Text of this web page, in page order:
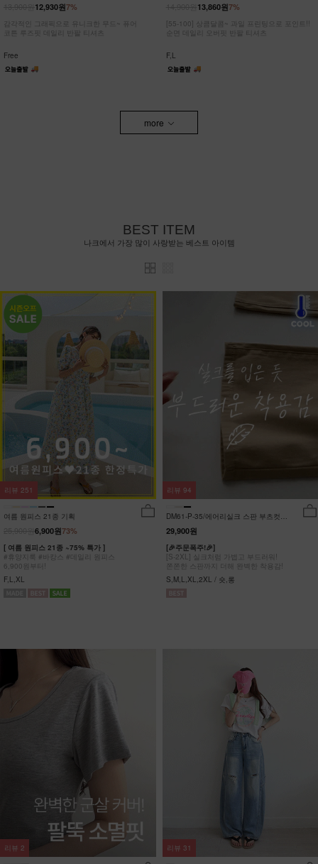
7%
12,930원
감각적인 그래픽으로 유니크한 무드~ 퓨어
코튼 루즈핏 데일리 반팔 티셔츠
Free
7%
13,860원
[55-100] 상큼달콤~ 과일 프린팅으로 포인트!!
순면 데일리 오버핏 반팔 티셔츠
F,L
more
BEST ITEM
나크에서 가장 많이 사랑받는 베스트 아이템
여름 원피스 21종 기획
73%
6,900원
[ 여름 원피스 21종 ~75% 특가 ]
#휴양지룩 #바캉스 #데일리 원피스
6,900원부터!
F,L,XL
리뷰 251
DM61-P-35/에어리실크 스판 부츠컷팬
츠_DY
29,900원
[🎉주문폭주!🎉]
[S-2XL] 실크처럼 가볍고 부드러워!
쫀쫀한 스판까지 더해 완벽한 착용감!
S,M,L,XL,2XL / 숏,롱
리뷰 94
리뷰 2 리뷰 31